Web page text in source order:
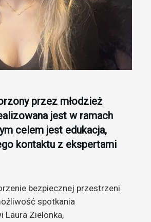
przez młodzież
jest w ramach
celem jest edukacja,
kontaktu z ekspertami
bezpiecznej przestrzeni
spotkania
Laura Zielonka,